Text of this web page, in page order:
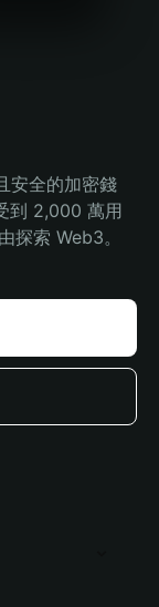
安全的加密錢
到 2,000 萬用
探索 Web3。